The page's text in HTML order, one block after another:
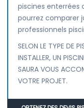
piscines enterrées
pourrez comparer
professionnels
SELON LE TYPE DE
INSTALLER, UN
SAURA VOUS
VOTRE PROJET.